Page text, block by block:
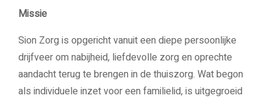
Missie
Sion Zorg is opgericht vanuit een diepe persoonlijke
drijfveer om nabijheid, liefdevolle zorg en oprechte
aandacht terug te brengen in de thuiszorg. Wat begon
als individuele inzet voor een familielid, is uitgegroeid